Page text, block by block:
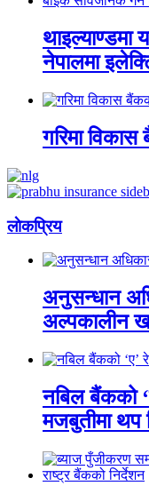
थाइल्याण्डमा
नेपालमा
गरिमा
लाेकप्रिय
अनुसन्धान
अल्पकालीन
नबिल बैंकको
मजबुतीमा थप